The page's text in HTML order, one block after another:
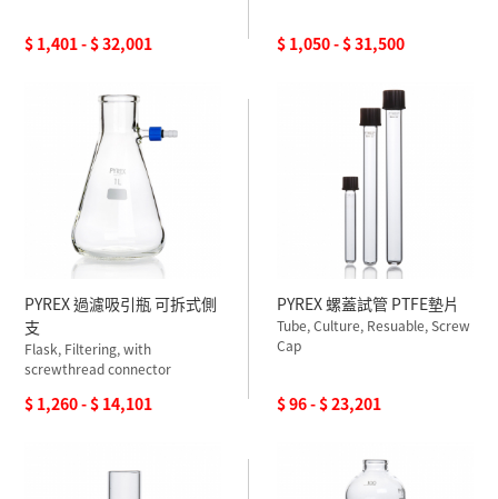
$ 1,401 - $ 32,001 $ 1,050 - $ 31,500
PYREX 過濾吸引瓶 可拆式側
支
Flask, Filtering, with
screwthread connector
$ 1,260 - $ 14,101
PYREX 螺蓋試管 PTFE墊片
Tube, Culture, Resuable, Screw
Cap
$ 96 - $ 23,201